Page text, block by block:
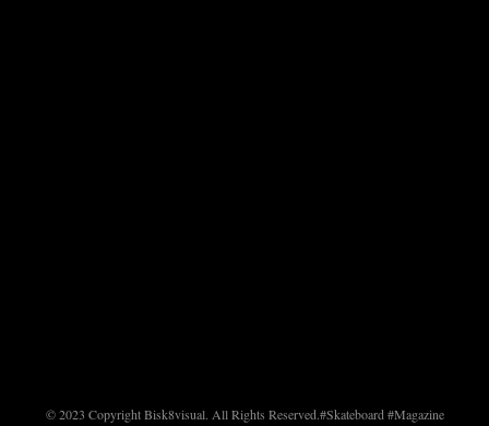
© 2023 Copyright Bisk8visual. All Rights Reserved.#Skateboard #Magazine